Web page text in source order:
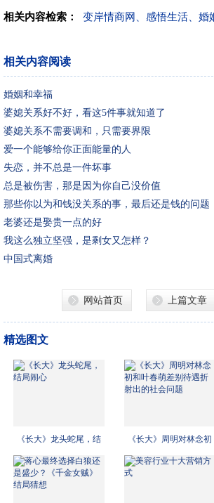
相关内容检索： 变岸情商网、感悟生活、婚
相关内容阅读
婚姻和幸福
婆媳关系好不好，看这5件事就知道了
婆媳关系不需要调和，只需要界限
爱一个能够给你正面能量的人
失恋，并不总是一件坏事
总是被伤害，那是因为你自己没价值
那些你以为和钱没关系的事，最后还是钱的问题
老婆还是娶贵一点的好
我这么独立坚强，是剩女又怎样？
中国式离婚
网站首页 上篇文章
精选图文
《长大》龙头蛇尾，结
《长大》周明对林念初